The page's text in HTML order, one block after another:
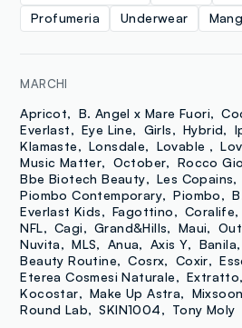
Profumeria
Underwear
MARCHI
Apricot B. Angel x Mare Fuori
Everlast
Eye Line Girls Hybrid
Klamaste
Lonsdale Lovable
Music Matter
October Rocco
Bbe Biotech Beauty
Les Copains
Piombo Contemporary
Piombo
Everlast Kids
Fagottino Coralife
NFL
Cagi Grand&Hills Maui
Nuvita
MLS Anua Axis Y Banila
Beauty Routine
Cosrx Coxir
Eterea Cosmesi Naturale
Extratto
Kocostar
Make Up Astra Mixsoon
Round Lab
SKIN1004 Tony Moly